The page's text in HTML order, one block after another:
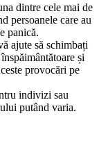
dintre cele mai de
persoanele care au
panică.
ajute să schimbați
și
provocări pe
indivizi sau
putând varia.